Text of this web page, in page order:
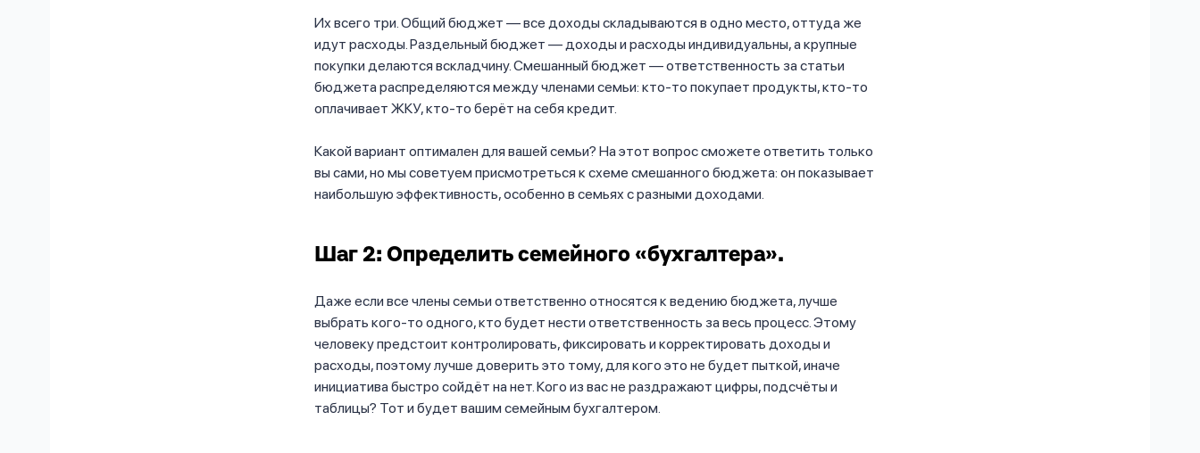
Их всего три. Общий бюджет — все доходы складываются в одно место, оттуда же
идут расходы. Раздельный бюджет — доходы и расходы индивидуальны, а крупные
покупки делаются вскладчину. Смешанный бюджет — ответственность за статьи
бюджета распределяются между членами семьи: кто-то покупает продукты, кто-то
оплачивает ЖКУ, кто-то берёт на себя кредит.
Какой вариант оптимален для вашей семьи? На этот вопрос сможете ответить только
вы сами, но мы советуем присмотреться к схеме смешанного бюджета: он показывает
наибольшую эффективность, особенно в семьях с разными доходами.
Шаг 2: Определить семейного «бухгалтера».
Даже если все члены семьи ответственно относятся к ведению бюджета, лучше
выбрать кого-то одного, кто будет нести ответственность за весь процесс. Этому
человеку предстоит контролировать, фиксировать и корректировать доходы и
расходы, поэтому лучше доверить это тому, для кого это не будет пыткой, иначе
инициатива быстро сойдёт на нет. Кого из вас не раздражают цифры, подсчёты и
таблицы? Тот и будет вашим семейным бухгалтером.